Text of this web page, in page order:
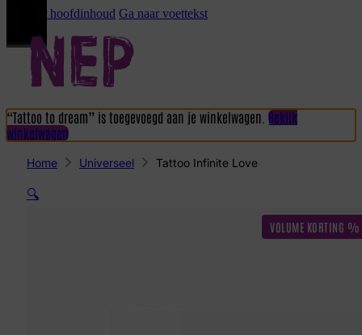
Ga naar hoofdinhoud Ga naar voettekst
“Tattoo to dream” is toegevoegd aan je winkelwagen. Bekijk
winkelwagen
Home Universeel Tattoo Infinite Love
🔍